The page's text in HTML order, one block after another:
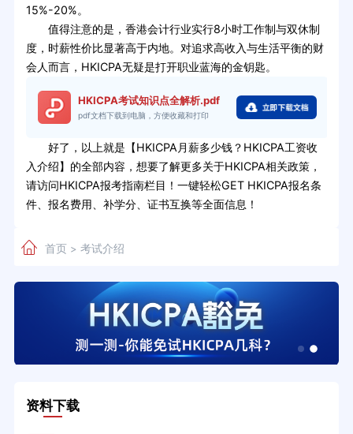
15%-20%。
值得注意的是，香港会计行业实行8小时工作制与双休制
度，时薪性价比显著高于内地。对追求高收入与生活平衡的财
会人而言，HKICPA无疑是打开职业蓝海的金钥匙。
HKICPA考试知识点全解析.pdf
pdf文档下载到电脑，方便收藏和打印
好了，以上就是【HKICPA月薪多少钱？HKICPA工资收
入介绍】的全部内容，想要了解更多关于HKICPA相关政策，
请访问HKICPA报考指南栏目！一键轻松GET HKICPA报名条
件、报名费用、补学分、证书互换等全面信息！
首页> 考试介绍
资料下载